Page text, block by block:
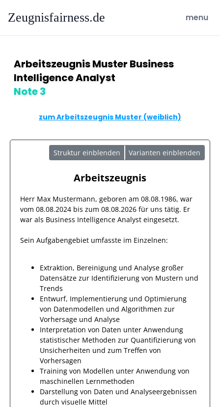
Zeugnisfairness.de open
menu
Arbeitszeugnis Muster Business
Intelligence Analyst
Note 3
zum Arbeitszeugnis Muster (weiblich)
Struktur einblenden Varianten einblenden
Arbeitszeugnis
Herr Max Mustermann, geboren am 08.08.1986, war
vom 08.08.2024 bis zum 08.08.2026 für uns tätig. Er
war als Business Intelligence Analyst eingesetzt.
Sein Aufgabengebiet umfasste im Einzelnen:
Extraktion, Bereinigung und Analyse großer
Datensätze zur Identifizierung von Mustern und
Trends
Entwurf, Implementierung und Optimierung
von Datenmodellen und Algorithmen zur
Vorhersage und Analyse
Interpretation von Daten unter Anwendung
statistischer Methoden zur Quantifizierung von
Unsicherheiten und zum Treffen von
Vorhersagen
Training von Modellen unter Anwendung von
maschinellen Lernmethoden
Darstellung von Daten und Analyseergebnissen
durch visuelle Mittel